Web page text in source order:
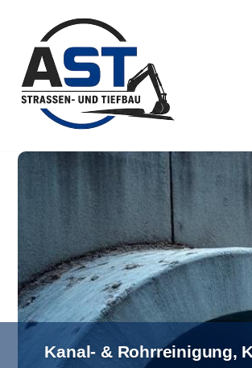
Zum
Inhalt
springen
Kanal- & Rohrreinigung,